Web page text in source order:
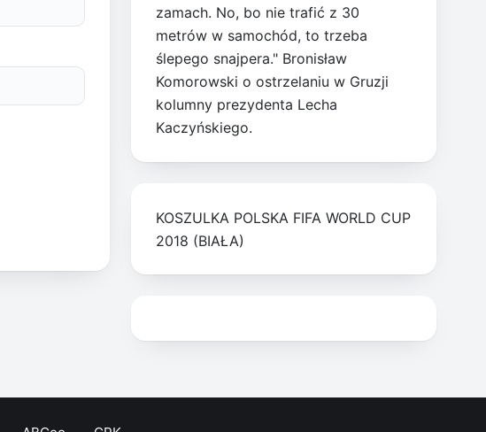
zamach. No, bo nie trafić z 30
metrów w samochód, to trzeba
ślepego snajpera." Bronisław
Komorowski o ostrzelaniu w Gruzji
kolumny prezydenta Lecha
Kaczyńskiego.
KOSZULKA POLSKA FIFA WORLD CUP
2018 (BIAŁA)